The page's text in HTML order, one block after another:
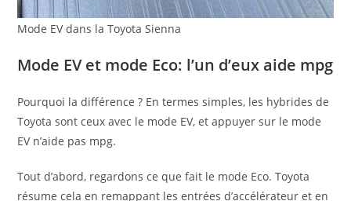
Mode EV dans la Toyota Sienna
Mode EV et mode Eco: l’un d’eux aide mpg
Pourquoi la différence ? En termes simples, les hybrides de
Toyota sont ceux avec le mode EV, et appuyer sur le mode
EV n’aide pas mpg.
Tout d’abord, regardons ce que fait le mode Eco. Toyota
résume cela en remappant les entrées d’accélérateur et en